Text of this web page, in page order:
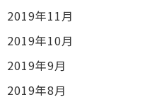
2019年11月
2019年10月
2019年9月
2019年8月